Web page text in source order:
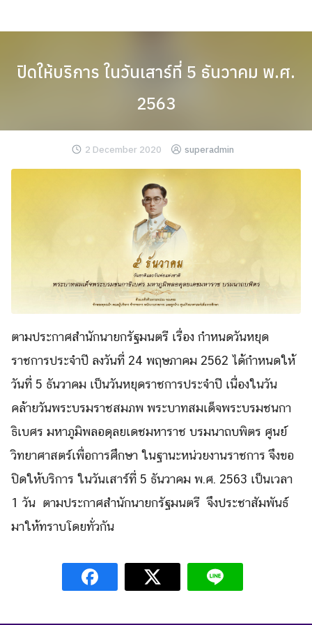
to
Search
ปิดให้บริการ ในวันเสาร์ที่ 5 ธันวาคม พ.ศ.
2563
2 December 2020 superadmin
ตามประกาศสำนักนายกรัฐมนตรี เรื่อง กำหนดวันหยุด
ราชการประจำปี ลงวันที่ 24 พฤษภาคม 2562 ได้กำหนดให้
วันที่ 5 ธันวาคม เป็นวันหยุดราชการประจำปี เนื่องในวัน
คล้ายวันพระบรมราชสมภพ พระบาทสมเด็จพระบรมชนกา
ธิเบศร มหาภูมิพลอดุลยเดชมหาราช บรมนาถบพิตร ศูนย์
วิทยาศาสตร์เพื่อการศึกษา ในฐานะหน่วยงานราชการ จึงขอ
ปิดให้บริการ ในวันเสาร์ที่ 5 ธันวาคม พ.ศ. 2563 เป็นเวลา
1 วัน ตามประกาศสำนักนายกรัฐมนตรี จึงประชาสัมพันธ์
มาให้ทราบโดยทั่วกัน